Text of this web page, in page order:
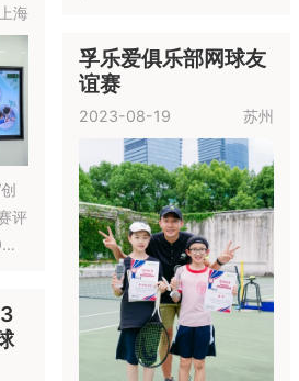
上海
评
1
孚乐爱俱乐部网球友
谊赛
2023-08-19 苏州